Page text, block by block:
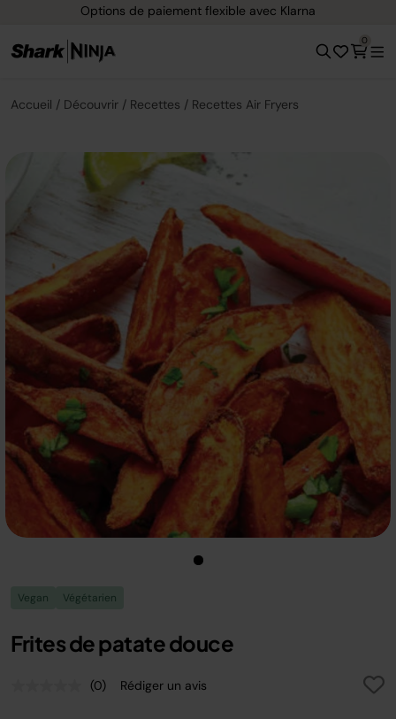
Options de paiement flexible avec Klarna
0
Accueil Découvrir Recettes Recettes Air Fryers
Vegan Végétarien
Frites de patate douce
Aucune
(0) Rédiger un avis